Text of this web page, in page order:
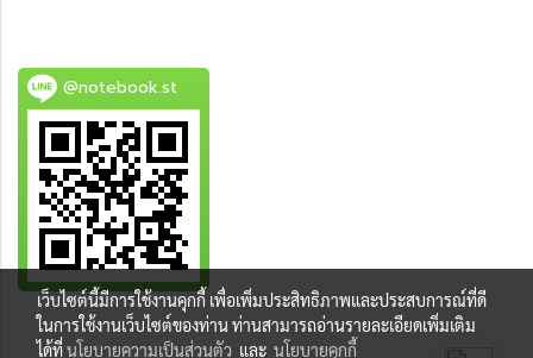
@notebook.st
BEST DEAL
เว็บไซต์นี้มีการใช้งานคุกกี้ เพื่อเพิ่มประสิทธิภาพและประสบการณ์ที่ดี
ในการใช้งานเว็บไซต์ของท่าน ท่านสามารถอ่านรายละเอียดเพิ่มเติม
ได้ที่นโยบายความเป็นส่วนตัว และ นโยบายคุกกี้